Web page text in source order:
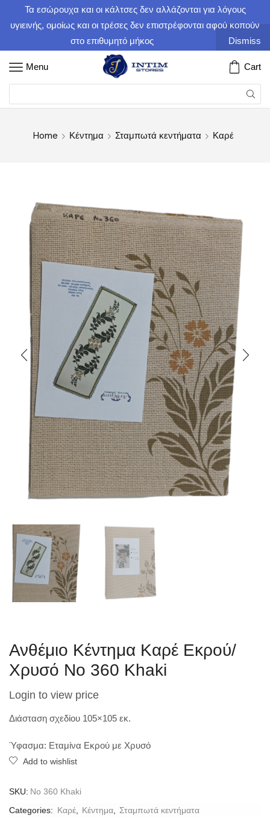
Τα εσώρουχα και οι κάλτσες δεν αλλάζονται για λόγους
υγιεινής, ομοίως και οι τρέσες δεν επιστρέφονται αφού κοπούν
στο επιθυμητό μήκος
Dismiss
Menu Cart
Home Κέντημα Σταμπωτά κεντήματα Καρέ
Ανθέμιο Κέντημα Καρέ Εκρού/
Χρυσό Νo 360 Khaki
Login to view price
Διάσταση σχεδίου 105×105 εκ.
Ύφασμα: Εταμίνα Εκρού με Χρυσό
Add to wishlist
SKU: Νo 360 Khaki
Categories: Καρέ Κέντημα Σταμπωτά κεντήματα